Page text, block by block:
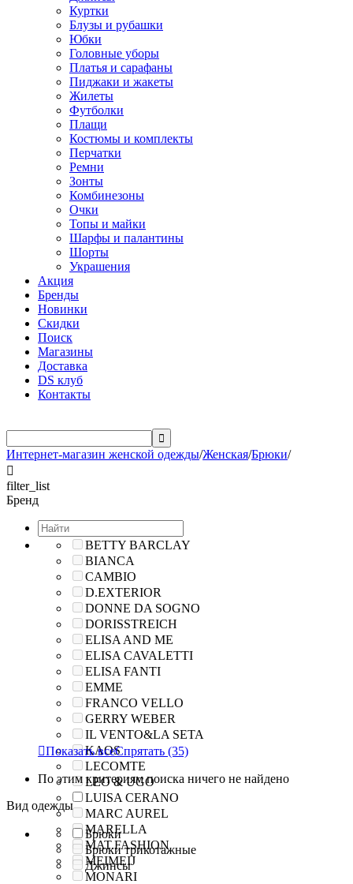
Куртки
Блузы и рубашки
Юбки
Головные уборы
Платья и сарафаны
Пиджаки и жакеты
Жилеты
Футболки
Плащи
Костюмы и комплекты
Перчатки
Ремни
Зонты
Комбинезоны
Очки
Топы и майки
Шарфы и палантины
Шорты
Украшения
Акция
Бренды
Новинки
Скидки
Поиск
Магазины
Доставка
DS клуб
Контакты

Интернет-магазин женской одежды/Женская/Брюки/

filter_list
Бренд
BETTY BARCLAY
BIANCA
CAMBIO
D.EXTERIOR
DONNE DA SOGNO
DORISSTREICH
ELISA AND ME
ELISA CAVALETTI
ELISA FANTI
EMME
FRANCO VELLO
GERRY WEBER
IL VENTO&LA SETA
KAOS
LECOMTE
LEO & UGO
LUISA CERANO
MARC AUREL
MARELLA
MAT.FASHION
MEIMEIJ
MONARI
Показать всеСпрятать (35)
По этим критериям поиска ничего не найдено
Вид одежды
Брюки
Брюки трикотажные
Джинсы